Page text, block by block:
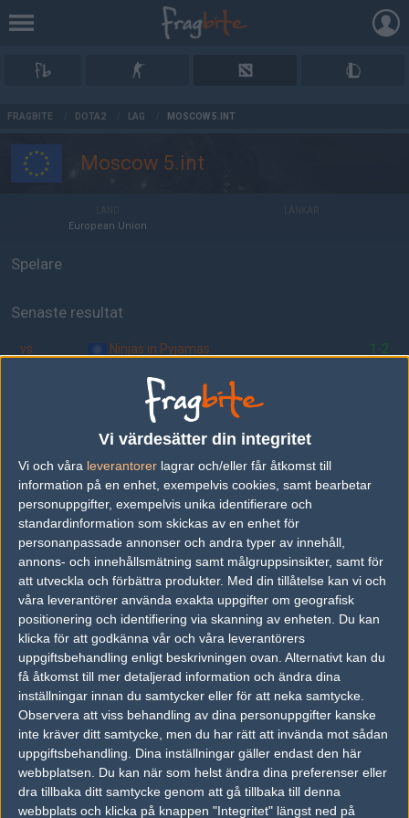
Vi värdesätter din integritet
Vi och våra leverantorer lagrar och/eller får åtkomst till
information på en enhet, exempelvis cookies, samt bearbetar
personuppgifter, exempelvis unika identifierare och
standardinformation som skickas av en enhet för
personanpassade annonser och andra typer av innehåll,
annons- och innehållsmätning samt målgruppsinsikter, samt för
att utveckla och förbättra produkter. Med din tillåtelse kan vi och
våra leverantörer använda exakta uppgifter om geografisk
positionering och identifiering via skanning av enheten. Du kan
klicka för att godkänna vår och våra leverantörers
uppgiftsbehandling enligt beskrivningen ovan. Alternativt kan du
få åtkomst till mer detaljerad information och ändra dina
inställningar innan du samtycker eller för att neka samtycke.
Observera att viss behandling av dina personuppgifter kanske
inte kräver ditt samtycke, men du har rätt att invända mot sådan
uppgiftsbehandling. Dina inställningar gäller endast den här
webbplatsen. Du kan när som helst ändra dina preferenser eller
dra tillbaka ditt samtycke genom att gå tillbaka till denna
webbplats och klicka på knappen "Integritet" längst ned på
FRAGBITE DOTA2 LAG MOSCOW 5.INT
Moscow 5.int
European Union
Spelare
Senaste resultat
vs. Ninjas in Pyjamas 1-2
Följ oss i social media
Följ oss på Facebook
Följ oss på Twitter
Följ oss på Instagram
Följ oss på Twitch
Information
Annonsering
Copyright och Privacy Policy
Användaravtal
Kontakta
Om Fragbite
Copyright Fragbite. Allt innehåll på Fragbite är skyddat enligt